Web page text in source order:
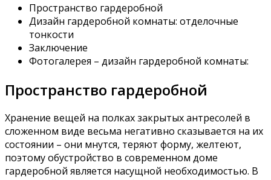
Пространство гардеробной
Дизайн гардеробной комнаты: отделочные
тонкости
Заключение
Фотогалерея – дизайн гардеробной комнаты:
Пространство гардеробной
Хранение вещей на полках закрытых антресолей в
сложенном виде весьма негативно сказывается на их
состоянии – они мнутся, теряют форму, желтеют,
поэтому обустройство в современном доме
гардеробной является насущной необходимостью. В